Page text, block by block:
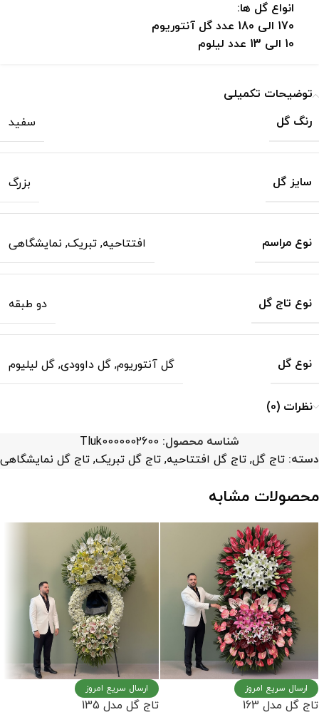
انواع گل ها:
170 الی 180 عدد گل آنتوریوم
10 الی 13 عدد لیلوم
توضیحات تکمیلی
رنگ گل
سفید
سایز گل بزرگ
نوع مراسم افتتاحیه, تبریک, نمایشگاهی
نوع تاج گل دو طبقه
نوع گل گل آنتوریوم, گل داوودی, گل لیلیوم
نظرات (0)
شناسه محصول: Tluk0000002600
دسته: تاج گل, تاج گل افتتاحیه, تاج گل تبریک, تاج گل نمایشگاهی
محصولات مشابه
ارسال سریع امروز
تاج گل مدل 163
ارسال سریع امروز
تاج گل مدل 135